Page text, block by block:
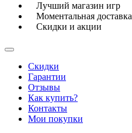
Лучший магазин игр
Моментальная доставка
Скидки и акции
Скидки
Гарантии
Отзывы
Как купить?
Контакты
Мои покупки